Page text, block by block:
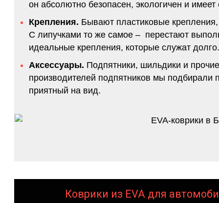
он абсолютно безопасен, экологичен и
Крепления. Бывают пластиковые
С липучками то же самое – перестают
идеальные крепления, которые служат
Аксессуары. Подпятники, шильдики и
производителей подпятников мы подбирали
приятный на вид.
Коврики из EVA для